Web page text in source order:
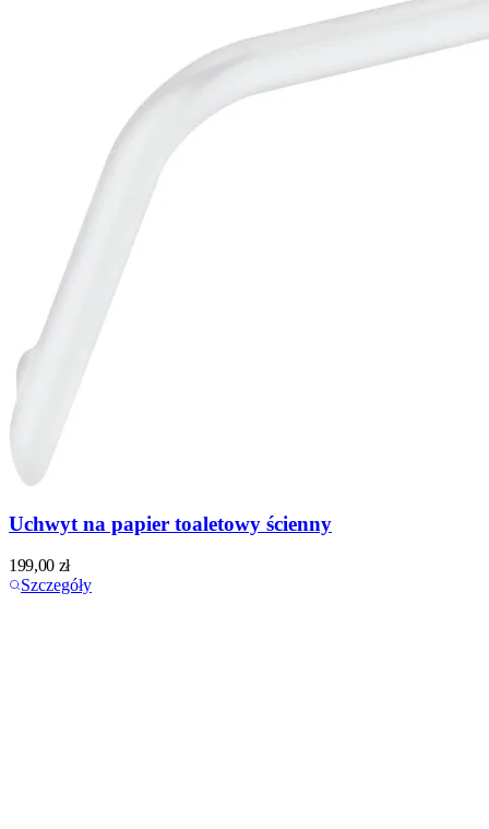
Uchwyt na papier toaletowy ścienny
199,00 zł
Szczegóły